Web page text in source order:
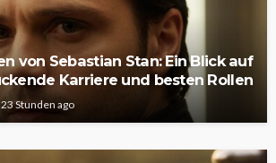
von Sebastian Stan: Ein Blick auf
Karriere und besten Rollen
23 Stunden ago